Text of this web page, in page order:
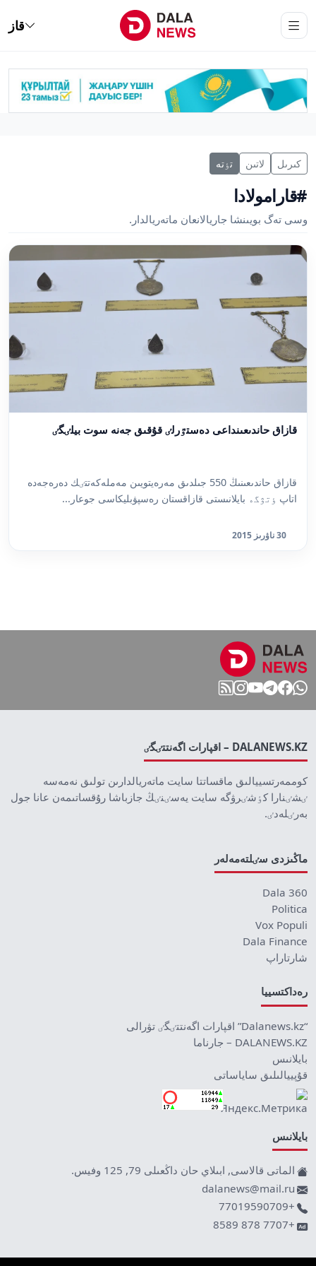
قاز
كىرىل لاتىن تٶتە
#قارامولادا
وسى تەگ بويىنشا جاريالانعان ماتەريالدار.
قازاق حاندىعىنداعى دەستٷرلٸ قۇقىق جەنە سوت بيلٸگٸ
قازاق حاندىعىنىڭ 550 جىلدىق مەرەيتويىن مەملەكەتتٸك دەرەجەدە
اتاپ ٶتۋگە بايلانىستى قازاقستان رەسپۋبليكاسى جوعار...
30 ناۋرىز 2015
DALANEWS.KZ – اقپارات اگەنتتٸگٸ
كوممەرتسييالىق ماقساتتا سايت ماتەريالدارىن تولىق نەمەسە
ٸشٸنارا كٶشٸرۋگە سايت يەسٸنٸڭ جازباشا رۇقساتىمەن عانا جول
بەرٸلەدٸ.
ماڭىزدى سٸلتەمەلەر
Dala 360
Politica
Vox Populi
Dala Finance
شارتاراپ
رەداكتسييا
“Dalanews.kz” اقپارات اگەنتتٸگٸ تۋرالى
DALANEWS.KZ – جارناما
بايلانىس
قۇپييالىلىق ساياساتى
بايلانىس
الماتى قالاسى, ابىلاي حان داڭعىلى 79, 125 وفيس.
dalanews@mail.ru
+77019590709
+7707 878 8589